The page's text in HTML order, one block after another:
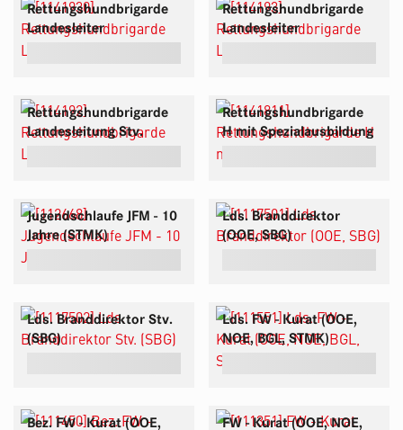
Rettungshundbrigarde
Landesleiter
Rettungshundbrigarde
Landesleiter
Rettungshundbrigarde
Landesleitung Stv.
Rettungshundbrigarde
H mit Spezialausbildung
Jugendschlaufe JFM - 10
Jahre (STMK)
Lds. Branddirektor
(OOE, SBG)
Lds. Branddirektor Stv.
(SBG)
Lds. FW - Kurat (OOE,
NOE, BGL, STMK)
Bez. FW - Kurat (OOE,
FW - Kurat (OOE, NOE,